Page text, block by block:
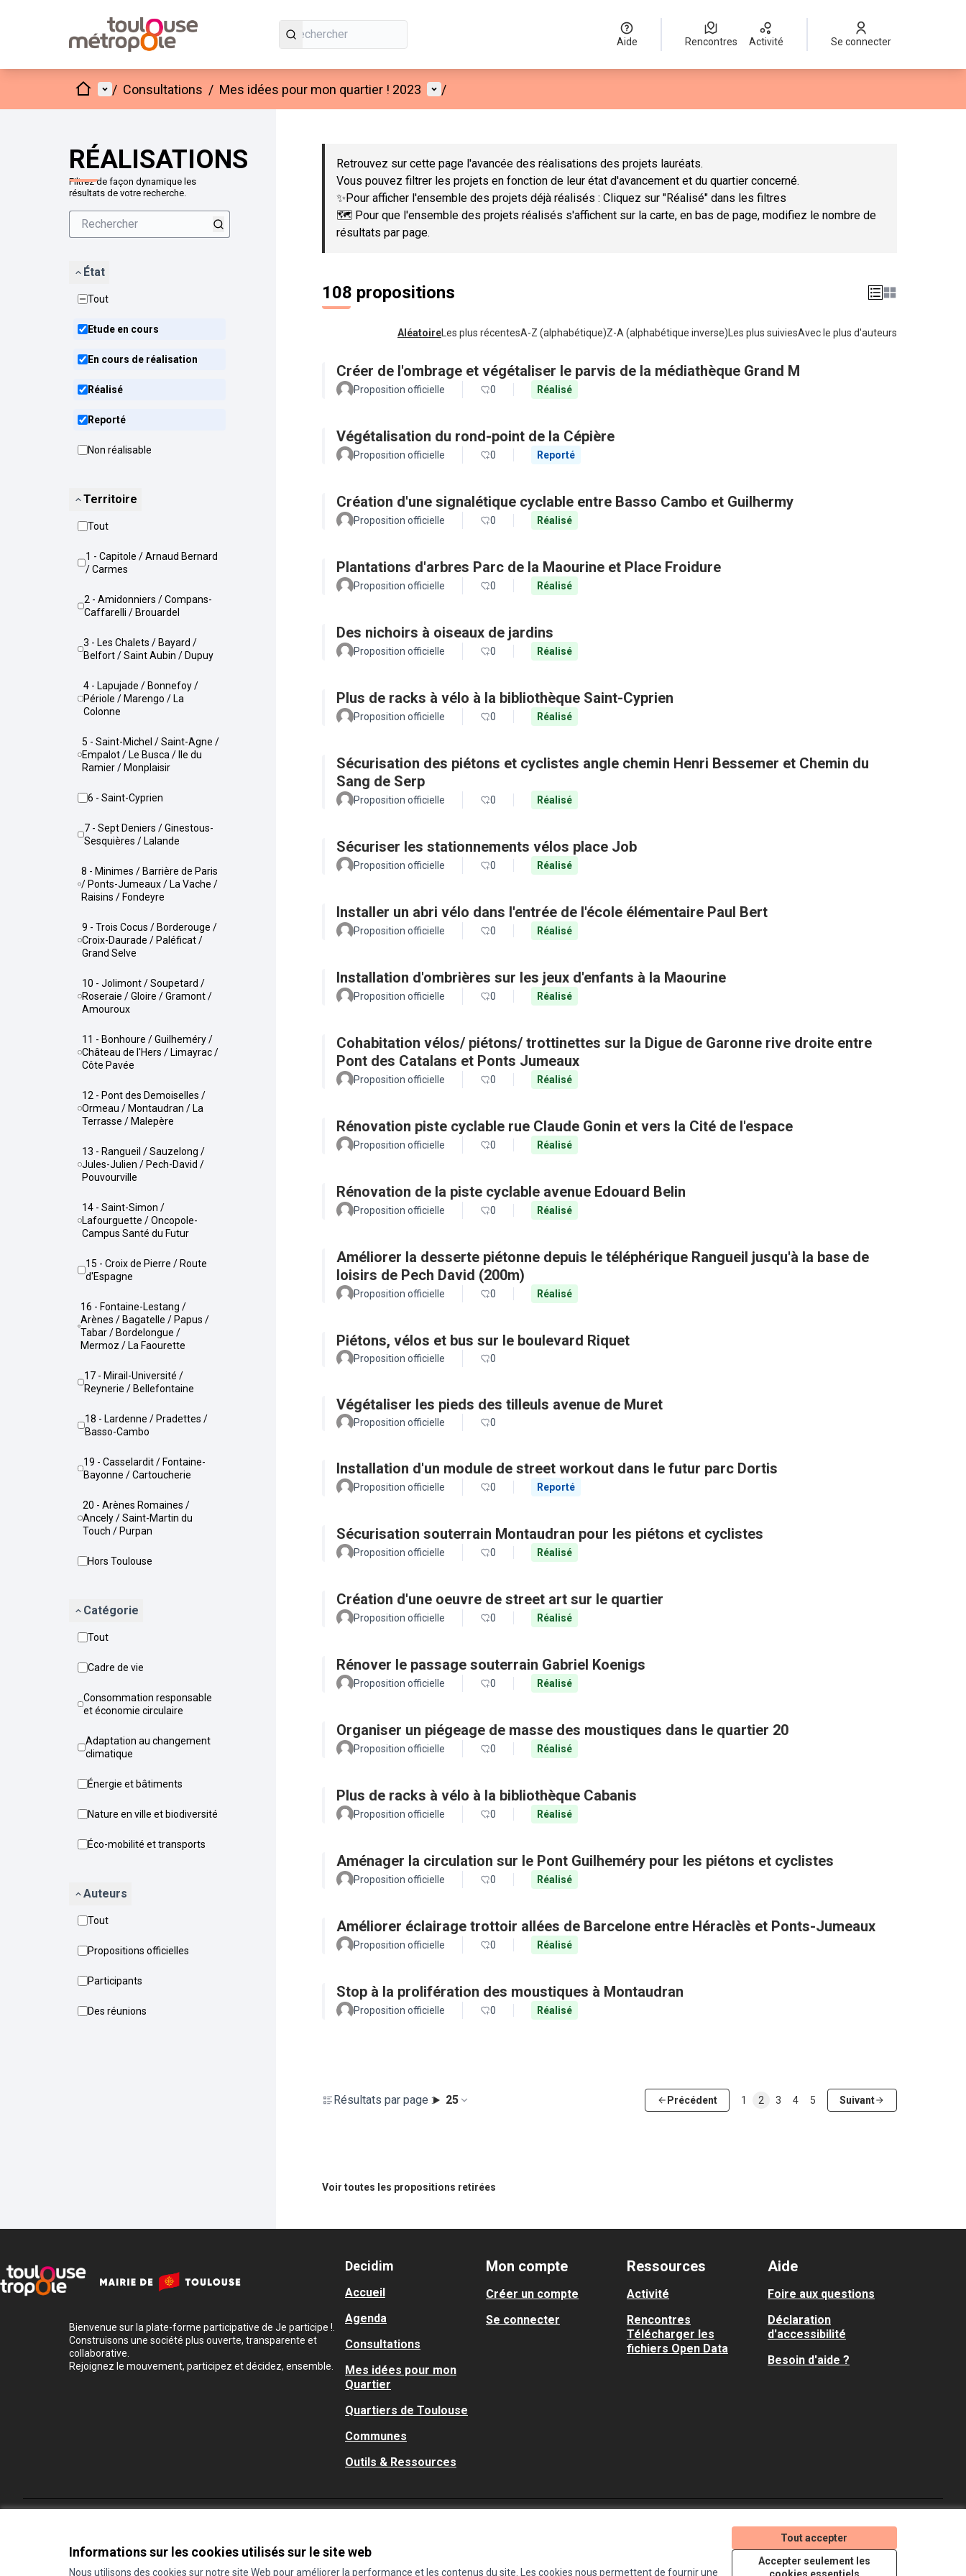
Informations sur les cookies utilisés sur le site web
Nous utilisons des cookies sur notre site Web pour améliorer la performance et les contenus du site. Les cookies nous permettent de fournir une
Tout accepter
Accepter seulement les
Aide Rencontres Activité Se connecter
AccueilMenu principal
/ Consultations / Mes idées pour mon quartier ! 2023 Menu utilisateur
/
RÉALISATIONS
Filtrez de façon dynamique les
résultats de votre recherche.
État
Tout
Etude en cours
En cours de réalisation
Réalisé
Reporté
Non réalisable
Territoire
Tout
1 - Capitole / Arnaud Bernard
/ Carmes
2 - Amidonniers / Compans-
Caffarelli / Brouardel
3 - Les Chalets / Bayard /
Belfort / Saint Aubin / Dupuy
4 - Lapujade / Bonnefoy /
Périole / Marengo / La
Colonne
5 - Saint-Michel / Saint-Agne /
Empalot / Le Busca / Ile du
Ramier / Monplaisir
6 - Saint-Cyprien
7 - Sept Deniers / Ginestous-
Sesquières / Lalande
8 - Minimes / Barrière de Paris
/ Ponts-Jumeaux / La Vache /
Raisins / Fondeyre
9 - Trois Cocus / Borderouge /
Croix-Daurade / Paléficat /
Grand Selve
10 - Jolimont / Soupetard /
Roseraie / Gloire / Gramont /
Amouroux
11 - Bonhoure / Guilheméry /
Château de l'Hers / Limayrac /
Côte Pavée
12 - Pont des Demoiselles /
Ormeau / Montaudran / La
Terrasse / Malepère
13 - Rangueil / Sauzelong /
Jules-Julien / Pech-David /
Pouvourville
14 - Saint-Simon /
Lafourguette / Oncopole-
Campus Santé du Futur
15 - Croix de Pierre / Route
d'Espagne
16 - Fontaine-Lestang /
Arènes / Bagatelle / Papus /
Tabar / Bordelongue /
Mermoz / La Faourette
17 - Mirail-Université /
Reynerie / Bellefontaine
18 - Lardenne / Pradettes /
Basso-Cambo
19 - Casselardit / Fontaine-
Bayonne / Cartoucherie
20 - Arènes Romaines /
Ancely / Saint-Martin du
Touch / Purpan
Hors Toulouse
Catégorie
Tout
Cadre de vie
Consommation responsable
et économie circulaire
Adaptation au changement
climatique
Énergie et bâtiments
Nature en ville et biodiversité
Éco-mobilité et transports
Auteurs
Tout
Propositions officielles
Participants
Des réunions
Passer la carte
Retrouvez sur cette page l'avancée des réalisations des projets lauréats.
Vous pouvez filtrer les projets en fonction de leur état d'avancement et du quartier concerné.
✨Pour afficher l'ensemble des projets déjà réalisés : Cliquez sur "Réalisé" dans les filtres
🗺️ Pour que l'ensemble des projets réalisés s'affichent sur la carte, en bas de page, modifiez le nombre de
résultats par page.
108 propositions
Aléatoire Les plus récentesA-Z (alphabétique)Z-A (alphabétique inverse) Les plus suiviesAvec le plus d'auteurs
Créer de l'ombrage et végétaliser le parvis de la médiathèque Grand M
Proposition officielle 0 Réalisé
Végétalisation du rond-point de la Cépière
Proposition officielle 0 Reporté
Création d'une signalétique cyclable entre Basso Cambo et Guilhermy
Proposition officielle 0 Réalisé
Plantations d'arbres Parc de la Maourine et Place Froidure
Proposition officielle 0 Réalisé
Des nichoirs à oiseaux de jardins
Proposition officielle 0 Réalisé
Plus de racks à vélo à la bibliothèque Saint-Cyprien
Proposition officielle 0 Réalisé
Sécurisation des piétons et cyclistes angle chemin Henri Bessemer et Chemin du
Sang de Serp
Proposition officielle 0 Réalisé
Sécuriser les stationnements vélos place Job
Proposition officielle 0 Réalisé
Installer un abri vélo dans l'entrée de l'école élémentaire Paul Bert
Proposition officielle 0 Réalisé
Installation d'ombrières sur les jeux d'enfants à la Maourine
Proposition officielle 0 Réalisé
Cohabitation vélos/ piétons/ trottinettes sur la Digue de Garonne rive droite entre
Pont des Catalans et Ponts Jumeaux
Proposition officielle 0 Réalisé
Rénovation piste cyclable rue Claude Gonin et vers la Cité de l'espace
Proposition officielle 0 Réalisé
Rénovation de la piste cyclable avenue Edouard Belin
Proposition officielle 0 Réalisé
Améliorer la desserte piétonne depuis le téléphérique Rangueil jusqu'à la base de
loisirs de Pech David (200m)
Proposition officielle 0 Réalisé
Piétons, vélos et bus sur le boulevard Riquet
Proposition officielle 0
Végétaliser les pieds des tilleuls avenue de Muret
Proposition officielle 0
Installation d'un module de street workout dans le futur parc Dortis
Proposition officielle 0 Reporté
Sécurisation souterrain Montaudran pour les piétons et cyclistes
Proposition officielle 0 Réalisé
Création d'une oeuvre de street art sur le quartier
Proposition officielle 0 Réalisé
Rénover le passage souterrain Gabriel Koenigs
Proposition officielle 0 Réalisé
Organiser un piégeage de masse des moustiques dans le quartier 20
Proposition officielle 0 Réalisé
Plus de racks à vélo à la bibliothèque Cabanis
Proposition officielle 0 Réalisé
Aménager la circulation sur le Pont Guilheméry pour les piétons et cyclistes
Proposition officielle 0 Réalisé
Améliorer éclairage trottoir allées de Barcelone entre Héraclès et Ponts-Jumeaux
Proposition officielle 0 Réalisé
Stop à la prolifération des moustiques à Montaudran
Proposition officielle 0 Réalisé
Résultats par page : 25 Précédent 1 2 3 4 5 Suivant
Voir toutes les propositions retirées
Bienvenue sur la plate-forme participative de Je participe !.
Construisons une société plus ouverte, transparente et
collaborative.
Rejoignez le mouvement, participez et décidez, ensemble.
Decidim
Accueil
Agenda
Consultations
Mes idées pour mon
Quartier
Quartiers de Toulouse
Communes
Outils & Ressources
Mon compte
Créer un compte
Se connecter
Ressources
Activité
Rencontres
Télécharger les
fichiers Open Data
Aide
Foire aux questions
Déclaration
d'accessibilité
Besoin d'aide ?
(Lien externe)
(Lien externe)
(Lien externe)